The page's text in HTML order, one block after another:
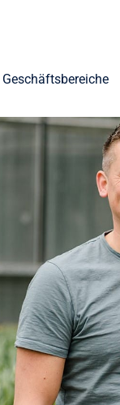
Geschäftsbereiche